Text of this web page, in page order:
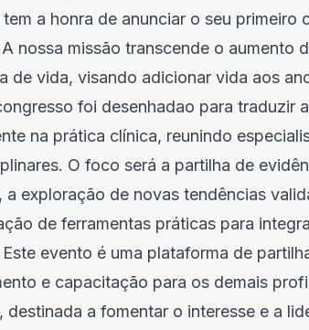
tem a honra de anunciar o seu primeiro
nossa missão transcende o aumento
de vida, visando adicionar vida aos
foi desenhadao para traduzir
na prática clínica, reunindo
O foco será a partilha de
a exploração de novas tendências
de ferramentas práticas para
evento é uma plataforma de
e capacitação para os demais
destinada a fomentar o interesse e a